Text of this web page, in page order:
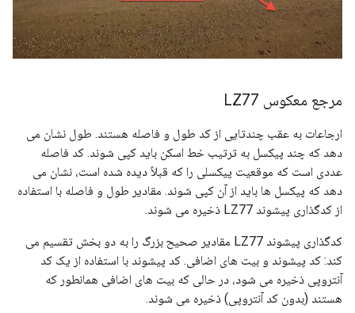
مرجع معکوس LZ77
ارجاعات به عقب چندتایی از کد طول و فاصله هستند. طول نشان می
دهد که چند پیکسل به ترتیب خط اسکن باید کپی شوند. کد فاصله
عددی است که موقعیت پیکسلی را که قبلاً دیده شده است، نشان می
دهد که پیکسل ها باید از آن کپی شوند. مقادیر طول و فاصله با استفاده
از کدگذاری پیشوند LZ77 ذخیره می شوند.
کدگذاری پیشوند LZ77 مقادیر صحیح بزرگ را به دو بخش تقسیم می
کند: کد پیشوند و بیت های اضافی. کد پیشوند با استفاده از یک کد
آنتروپی ذخیره می شود، در حالی که بیت های اضافی همانطور که
هستند (بدون کد آنتروپی) ذخیره می شوند.